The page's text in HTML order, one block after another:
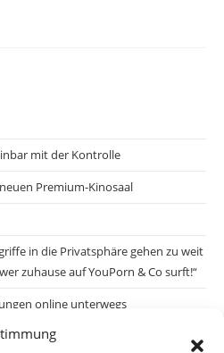
mit der Kontrolle
Premium-Kinosaal
in die Privatsphäre gehen zu weit
zuhause auf YouPorn & Co surft!“
online unterwegs
„Erst nach einem Anschlag wäre